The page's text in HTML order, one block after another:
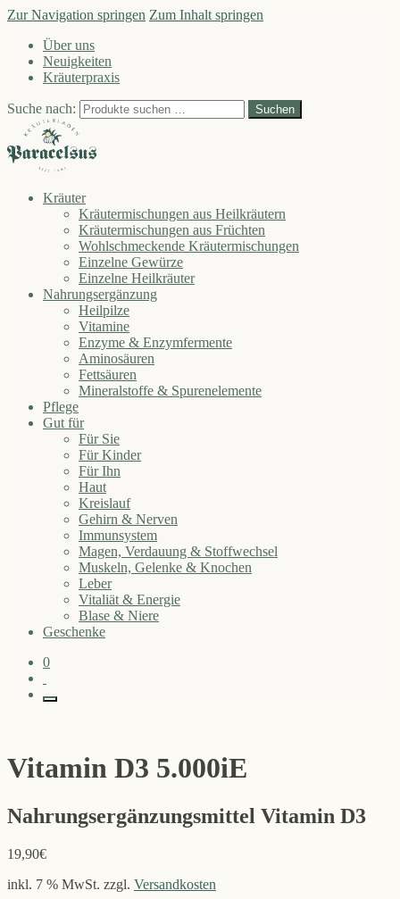
Zur Navigation springen Zum Inhalt springen
Über uns
Neuigkeiten
Kräuterpraxis
Suche nach: Suchen
Kräuter
Kräutermischungen aus Heilkräutern
Kräutermischungen aus Früchten
Wohlschmeckende Kräutermischungen
Einzelne Gewürze
Einzelne Heilkräuter
Nahrungsergänzung
Heilpilze
Vitamine
Enzyme & Enzymfermente
Aminosäuren
Fettsäuren
Mineralstoffe & Spurenelemente
Pflege
Gut für
Für Sie
Für Kinder
Für Ihn
Haut
Kreislauf
Gehirn & Nerven
Immunsystem
Magen, Verdauung & Stoffwechsel
Muskeln, Gelenke & Knochen
Leber
Vitaliät & Energie
Blase & Niere
Geschenke
0
Vitamin D3 5.000iE
Nahrungsergänzungsmittel Vitamin D3
19,90€
inkl. 7 % MwSt. zzgl. Versandkosten